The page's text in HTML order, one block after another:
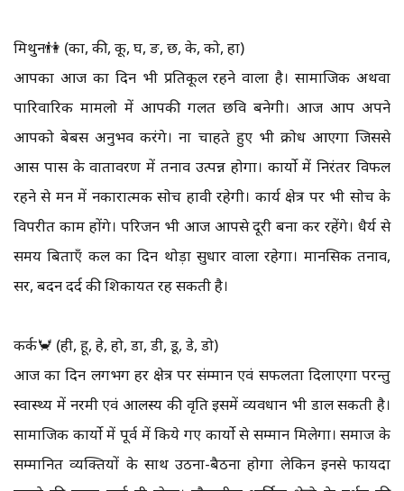
मिथुन👫 (का, की, कू, घ, ङ, छ, के, को, हा)
आपका आज का दिन भी प्रतिकूल रहने वाला है। सामाजिक अथवा
पारिवारिक मामलो में आपकी गलत छवि बनेगी। आज आप अपने
आपको बेबस अनुभव करंगे। ना चाहते हुए भी क्रोध आएगा जिससे
आस पास के वातावरण में तनाव उत्पन्न होगा। कार्यो में निरंतर विफल
रहने से मन में नकारात्मक सोच हावी रहेगी। कार्य क्षेत्र पर भी सोच के
विपरीत काम होंगे। परिजन भी आज आपसे दूरी बना कर रहेंगे। धैर्य से
समय बिताएँ कल का दिन थोड़ा सुधार वाला रहेगा। मानसिक तनाव,
सर, बदन दर्द की शिकायत रह सकती है।
कर्क🦀 (ही, हू, हे, हो, डा, डी, डू, डे, डो)
आज का दिन लगभग हर क्षेत्र पर संम्मान एवं सफलता दिलाएगा परन्तु
स्वास्थ्य में नरमी एवं आलस्य की वृति इसमें व्यवधान भी डाल सकती है।
सामाजिक कार्यो में पूर्व में किये गए कार्यो से सम्मान मिलेगा। समाज के
सम्मानित व्यक्तियों के साथ उठना-बैठना होगा लेकिन इनसे फायदा